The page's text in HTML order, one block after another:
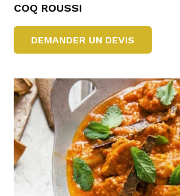
COQ ROUSSI
DEMANDER UN DEVIS